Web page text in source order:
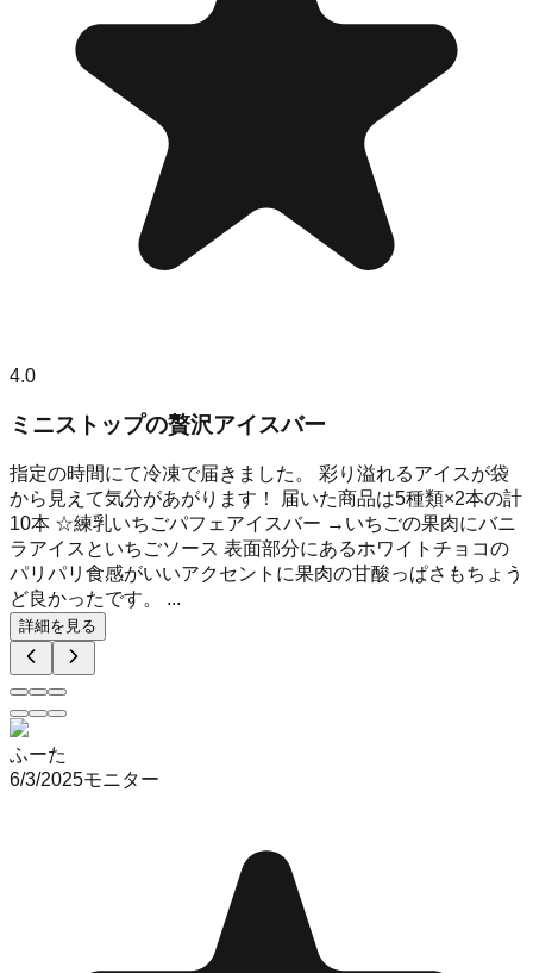
4.0
ミニストップの贅沢アイスバー
指定の時間にて冷凍で届きました。 彩り溢れるアイスが袋
から見えて気分があがります！ 届いた商品は5種類×2本の計
10本 ☆練乳いちごパフェアイスバー →いちごの果肉にバニ
ラアイスといちごソース 表面部分にあるホワイトチョコの
パリパリ食感がいいアクセントに果肉の甘酸っぱさもちょう
ど良かったです。 ...
詳細を見る
ふーた
6/3/2025モニター